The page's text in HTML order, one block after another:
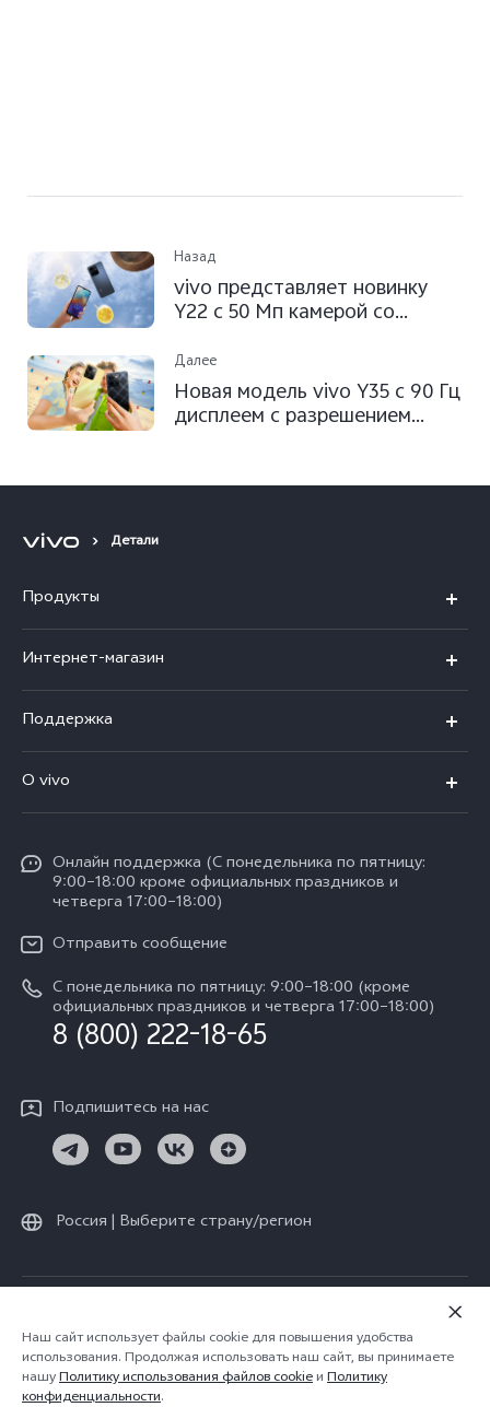
Назад
vivo представляет новинку
Y22 c 50 Мп камерой со
Далее
Новая модель vivo Y35 с 90 Гц
дисплеем с разрешением
Детали
Продукты
X300 FE
V70 FE
V70
Y31d
Y11d
Интернет-магазин
V60 5G
V60 Lite
V40 Lite
Y04s
Поддержка
FAQs
Funtouch OS
Сервисные центры
IMEI аутентификация
Запрос стоимости запчастей
Обновление системы
Скачать LUT для Log-восстановления
O vivo
Пресс-центр
Карьера в vivo
Юридическая информация
О нас
Социальная ответственность
Центр конфиденциальности vivo
Oнлайн поддержка (С понедельника по пятницу:
9:00–18:00 кроме официальных праздников и
четверга 17:00–18:00)
Отправить сообщение
С понедельника по пятницу: 9:00–18:00 (кроме
официальных праздников и четверга 17:00–18:00)
8 (800) 222-18-65
Подпишитесь на нас
Россия | Выберите страну/регион
Политика конфиденциальности |
Политика vivo в отношении файлов cookie |
Поддержки конфиденциальности
Наш сайт использует файлы cookie для повышения удобства
использования. Продолжая использовать наш сайт, вы принимаете
нашуПолитику использования файлов cookieиПолитику
конфиденциальности.